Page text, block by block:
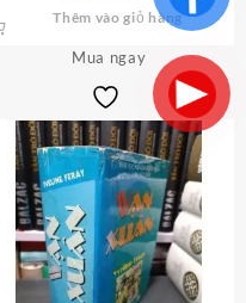
Thêm vào giỏ hàng
Mua ngay